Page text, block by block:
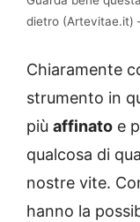
dietro (Artevitae.it)
Chiaramente
strumento in
più affinato e
qualcosa di
nostre vite.
hanno la